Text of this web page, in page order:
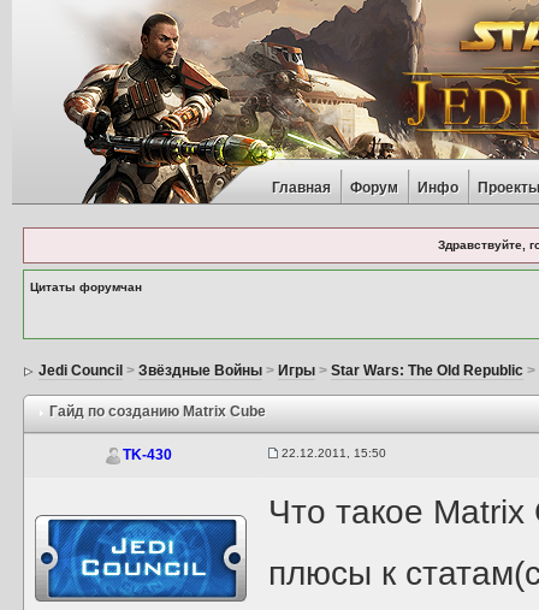
Главная Форум Инфо
Здравствуйте,
Цитаты форумчан
Jedi Council >Звёздные Войны > Игры >Star Wars: The Old Republic >
Гайд по созданию Matrix Cube
TK-430 22.12.2011, 15:50
Что такое
плюсы к